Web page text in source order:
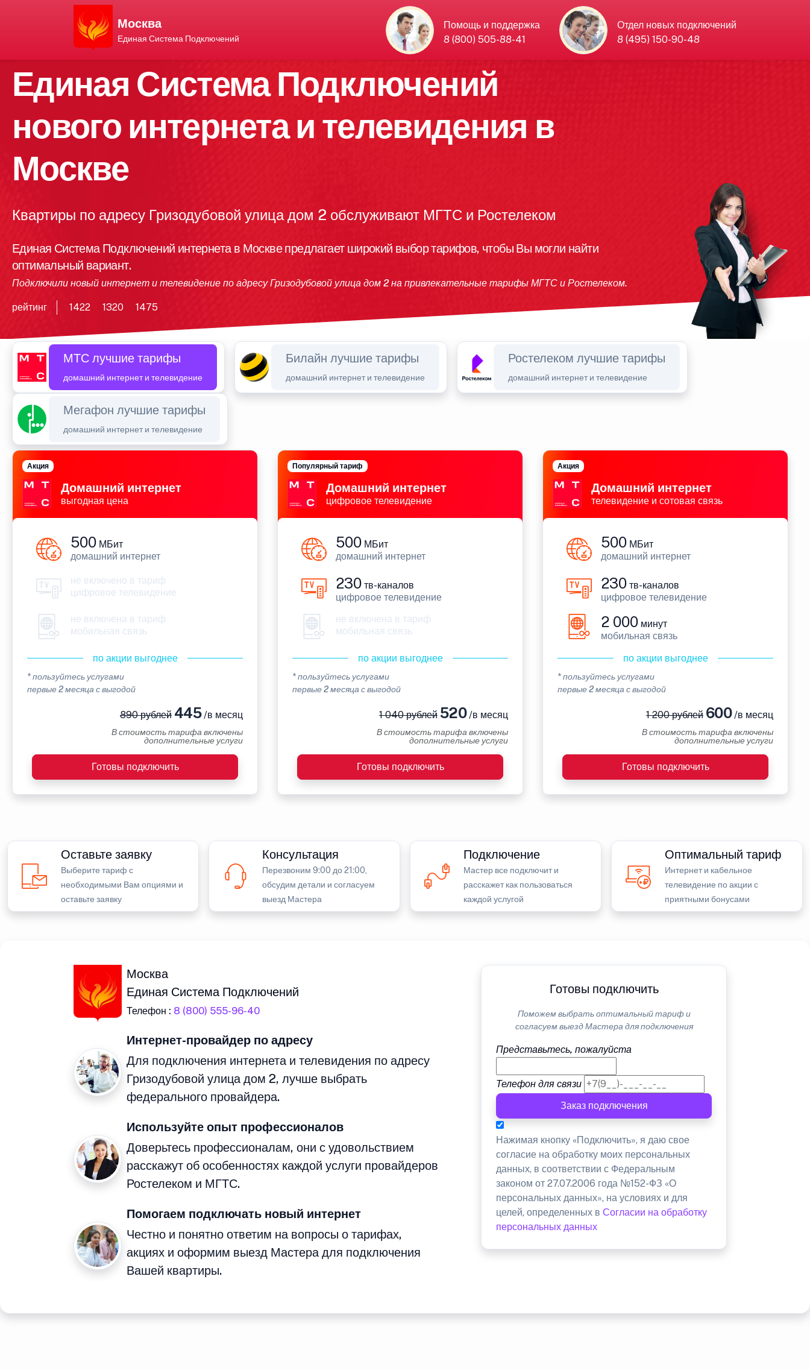
Москва
Единая Система Подключений
Помощь и поддержка
8 (800) 505-88-41
Отдел новых подключений
8 (495) 150-90-48
Единая Система Подключений
нового интернета и телевидения в
Москве
Квартиры по адресу Гризодубовой улица дом 2 обслуживают МГТС и Ростелеком
Единая Система Подключений интернета в Москве предлагает широкий выбор тарифов, чтобы Вы могли найти
оптимальный вариант.
Подключили новый интернет и телевидение по адресу Гризодубовой улица дом 2 на привлекательные тарифы МГТС и Ростелеком.
рейтинг 1422 1320 1475
МТС лучшие тарифы
домашний интернет и телевидение
Билайн лучшие тарифы
домашний интернет и телевидение
Ростелеком лучшие тарифы
домашний интернет и телевидение
Мегафон лучшие тарифы
домашний интернет и телевидение
Домашний интернет
выгодная цена
Акция
500 МБит
домашний интернет
не включено в тариф
цифровое телевидение
не включена в тариф
мобильная связь
по акции выгоднее
* пользуйтесь услугами
первые 2 месяца с выгодой
890 рублей445/в месяц
В стоимость тарифа включены
дополнительные услуги
Готовы подключить
Домашний интернет
цифровое телевидение
Популярный тариф
500 МБит
домашний интернет
230 тв-каналов
цифровое телевидение
не включена в тариф
мобильная связь
по акции выгоднее
* пользуйтесь услугами
первые 2 месяца с выгодой
1 040 рублей520/в месяц
В стоимость тарифа включены
дополнительные услуги
Готовы подключить
Домашний интернет
телевидение и сотовая связь
Акция
500 МБит
домашний интернет
230 тв-каналов
цифровое телевидение
2 000 минут
мобильная связь
по акции выгоднее
* пользуйтесь услугами
первые 2 месяца с выгодой
1 200 рублей600/в месяц
В стоимость тарифа включены
дополнительные услуги
Готовы подключить
Оставьте заявку
Выберите тариф с
необходимыми Вам опциями и
оставьте заявку
Консультация
Перезвоним 9:00 до 21:00,
обсудим детали и согласуем
выезд Мастера
Подключение
Мастер все подключит и
расскажет как пользоваться
каждой услугой
Оптимальный тариф
Интернет и кабельное
телевидение по акции с
приятными бонусами
Москва
Единая Система Подключений
Телефон : 8 (800) 555-96-40
Интернет-провайдер по адресу
Для подключения интернета и телевидения по адресу
Гризодубовой улица дом 2, лучше выбрать
федерального провайдера.
Используйте опыт профессионалов
Доверьтесь профессионалам, они с удовольствием
расскажут об особенностях каждой услуги провайдеров
Ростелеком и МГТС.
Помогаем подключать новый интернет
Честно и понятно ответим на вопросы о тарифах,
акциях и оформим выезд Мастера для подключения
Вашей квартиры.
Готовы подключить
Поможем выбрать оптимальный тариф и
согласуем выезд Мастера для подключения
Представьтесь, пожалуйста
Телефон для связи
Заказ подключения
Нажимая кнопку «Подключить», я даю свое
согласие на обработку моих персональных
данных, в соответствии с Федеральным
законом от 27.07.2006 года №152-ФЗ «О
персональных данных», на условиях и для
целей, определенных вСогласии на обработку
персональных данных